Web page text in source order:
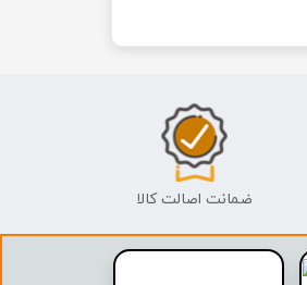
ضمانت اصالت کالا